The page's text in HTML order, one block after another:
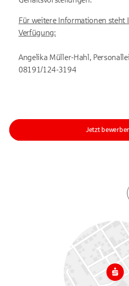
Für weitere Informationen steht
Verfügung:
Angelika Müller-Hahl,
08191/124-3194
Jetzt